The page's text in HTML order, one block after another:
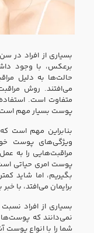
بسیاری از افراد
برعکس، با وجود
حالت‌ها به دلیل
می‌افتند. روش
متفاوت است.
پوست بسیار مهم
بنابراین مهم است
ویژگی‌های پوست
مراقبت‌هایی را به
پوست امری حیاتی است
بگیریم، اما شاید
برایمان می‌افتد، با
بسیاری از افراد
نمی‌دانند که پوست‌ها
شما را با انواع پوست